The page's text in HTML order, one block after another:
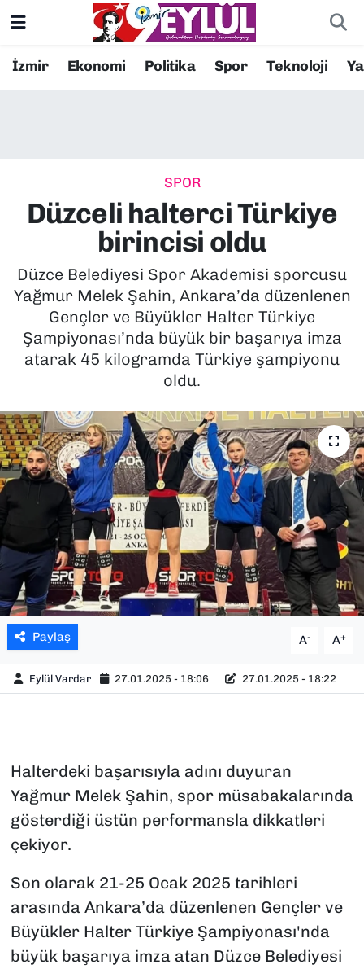
İzmir Ekonomi Politika Spor Teknoloji
SPOR
Düzceli halterci Türkiye
birincisi oldu
Düzce Belediyesi Spor Akademisi sporcusu
Yağmur Melek Şahin, Ankara’da düzenlenen
Gençler ve Büyükler Halter Türkiye
Şampiyonası’nda büyük bir başarıya imza
atarak 45 kilogramda Türkiye şampiyonu
oldu.
Paylaş A- A+
Eylül Vardar 27.01.2025 - 18:06 27.01.2025 - 18:22
Halterdeki başarısıyla adını duyuran
Yağmur Melek Şahin, spor müsabakalarında
gösterdiği üstün performansla dikkatleri
çekiyor.
Son olarak 21-25 Ocak 2025 tarihleri
arasında Ankara’da düzenlenen Gençler ve
Büyükler Halter Türkiye Şampiyonası'nda
büyük başarıya imza atan Düzce Belediyesi
Resmi İlanlar
EKONOMİ
KÜLTÜR SANAT
MAGAZİN
POLİTİKA
SPOR
TEKNOLOJİ
YAŞAM
YEREL YÖNETİMLER
Konak Nöbetçi Eczaneler
Süper Lig Puan Durumu ve Fikstür
Tüm Manşetler
Son Dakika Haberleri
Haber Arşivi